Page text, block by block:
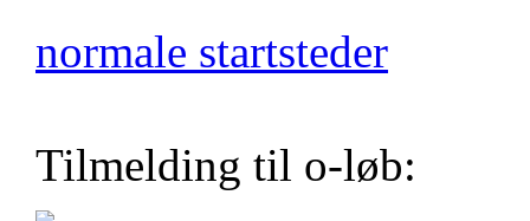
normale startsteder
Tilmelding til o-løb: